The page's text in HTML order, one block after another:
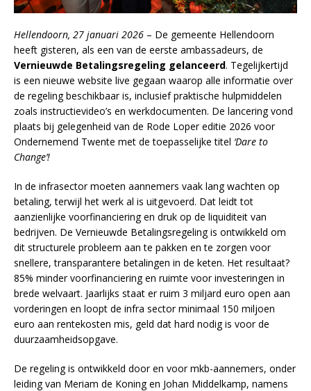
Hellendoorn, 27 januari 2026 – De gemeente Hellendoorn
heeft gisteren, als een van de eerste ambassadeurs, de
Vernieuwde Betalingsregeling gelanceerd. Tegelijkertijd
is een nieuwe website live gegaan waarop alle informatie over
de regeling beschikbaar is, inclusief praktische hulpmiddelen
zoals instructievideo’s en werkdocumenten. De lancering vond
plaats bij gelegenheid van de Rode Loper editie 2026 voor
Ondernemend Twente met de toepasselijke titel ‘Dare to
Change’!
In de infrasector moeten aannemers vaak lang wachten op
betaling, terwijl het werk al is uitgevoerd. Dat leidt tot
aanzienlijke voorfinanciering en druk op de liquiditeit van
bedrijven. De Vernieuwde Betalingsregeling is ontwikkeld om
dit structurele probleem aan te pakken en te zorgen voor
snellere, transparantere betalingen in de keten. Het resultaat?
85% minder voorfinanciering en ruimte voor investeringen in
brede welvaart. Jaarlijks staat er ruim 3 miljard euro open aan
vorderingen en loopt de infra sector minimaal 150 miljoen
euro aan rentekosten mis, geld dat hard nodig is voor de
duurzaamheidsopgave.
De regeling is ontwikkeld door en voor mkb-aannemers, onder
leiding van Meriam de Koning en Johan Middelkamp, namens